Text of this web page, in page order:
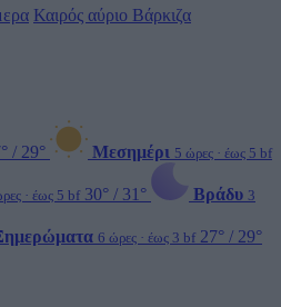
Καιρός αύριο Βάρκιζα
/ 29° Μεσημέρι 5 ώρες · έως 5 bf
· έως 5 bf 30° / 31° Βράδυ 3
6 ώρες · έως 3 bf 27° / 29°